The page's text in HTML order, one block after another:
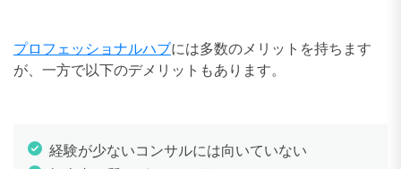
プロフェッショナルハブには多数のメリットを持ちます
が、一方で以下のデメリットもあります。
経験が少ないコンサルには向いていない